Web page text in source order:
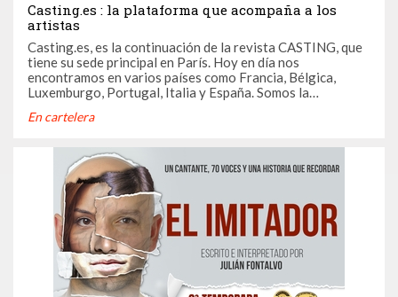
Casting.es : la plataforma que acompaña a los
artistas
Casting.es, es la continuación de la revista CASTING, que
tiene su sede principal en París. Hoy en día nos
encontramos en varios países como Francia, Bélgica,
Luxemburgo, Portugal, Italia y España. Somos la
es ser el vínculo entre los reclutadores y los artistas;
En cartelera